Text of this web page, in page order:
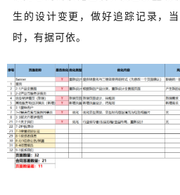
生的设计变更，做好追踪记录，
时，有据可依。